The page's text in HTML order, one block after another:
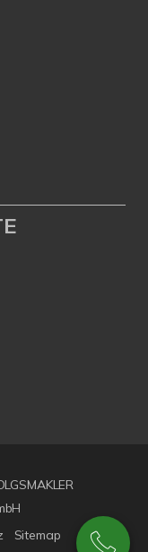
Sitemap